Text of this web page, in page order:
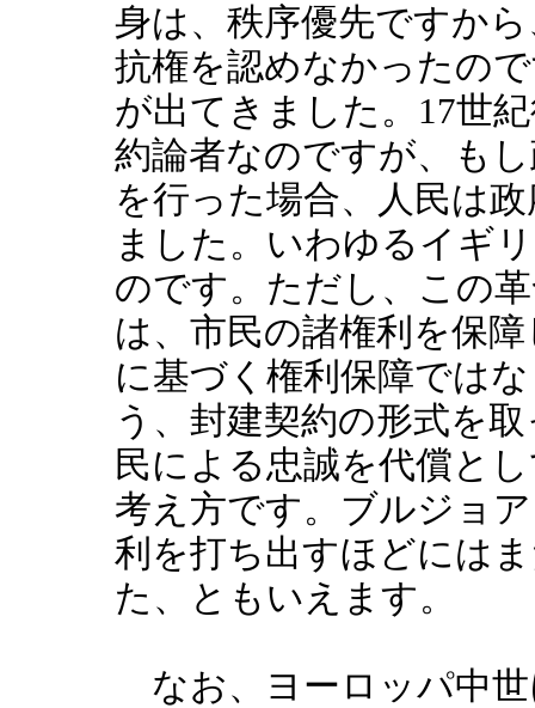
身は、秩序優先ですか
抗権を認めなかったの
が出てきました。17世
約論者なのですが、も
を行った場合、人民は
ました。いわゆるイギ
のです。ただし、この
は、市民の諸権利を保
に基づく権利保障では
う、封建契約の形式を
民による忠誠を代償と
考え方です。ブルジョ
利を打ち出すほどには
た、ともいえます。
なお、ヨーロッパ中世